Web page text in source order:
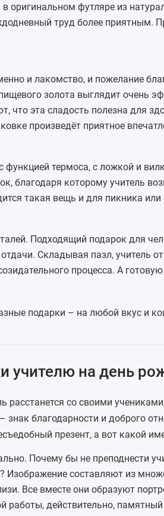
в оригинальном футляре из
труд более приятным.
и лакомство, и пожелание
золота выглядит очень
что эта сладость полезна для
произведёт приятное
функцией термоса, с ложкой и
благодаря которому учитель
такая вещь и для пикника или
Подходящий подарок для
Складывая пазл, учитель
процесса. А
подарки – на любой вкус и
учителю на день
расстанется со своими
благодарности и доброго
презент, а вот какой
Почему бы не преподнести
Изображение составляют из
Все вместе они образуют
работы, действительно,